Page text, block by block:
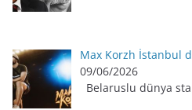
Max Korzh İstanbul
09/06/2026
Belaruslu dünya